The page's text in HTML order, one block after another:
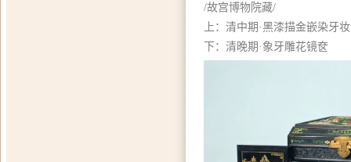
/故宫博物院藏/
上：清中期·黑漆描金嵌染牙
下：清晚期·象牙雕花镜奁